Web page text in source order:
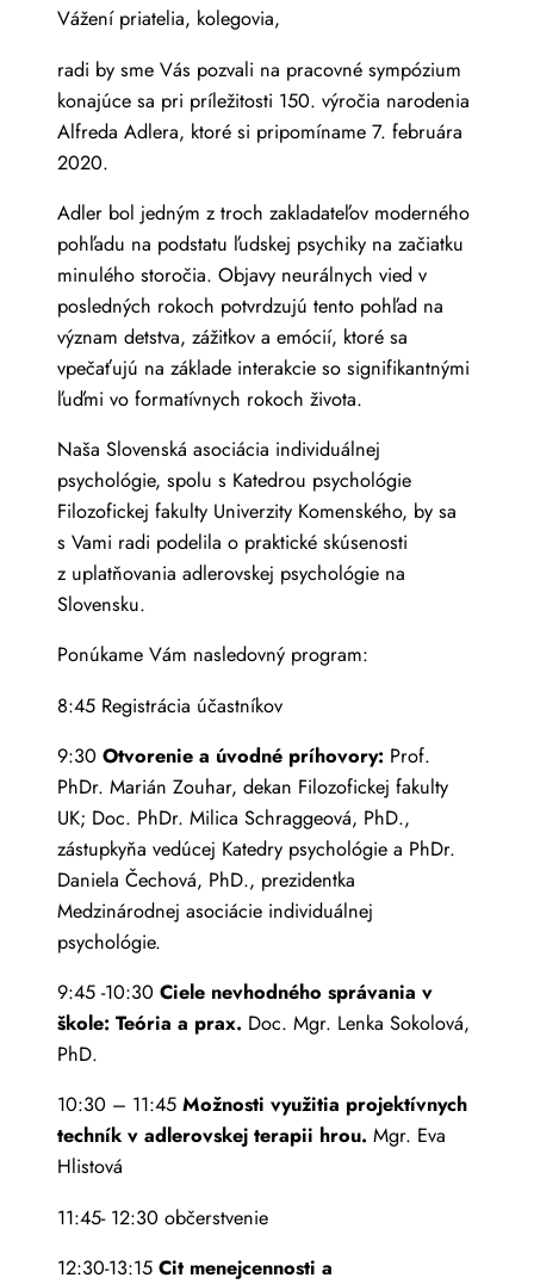
Vážení priatelia, kolegovia,
radi by sme Vás pozvali na pracovné sympózium
konajúce sa pri príležitosti 150. výročia narodenia
Alfreda Adlera, ktoré si pripomíname 7. februára
2020.
Adler bol jedným z troch zakladateľov moderného
pohľadu na podstatu ľudskej psychiky na začiatku
minulého storočia. Objavy neurálnych vied v
posledných rokoch potvrdzujú tento pohľad na
význam detstva, zážitkov a emócií, ktoré sa
vpečaťujú na základe interakcie so signifikantnými
ľuďmi vo formatívnych rokoch života.
Naša Slovenská asociácia individuálnej
psychológie, spolu s Katedrou psychológie
Filozofickej fakulty Univerzity Komenského, by sa
s Vami radi podelila o praktické skúsenosti
z uplatňovania adlerovskej psychológie na
Slovensku.
Ponúkame Vám nasledovný program:
8:45 Registrácia účastníkov
9:30 Otvorenie a úvodné príhovory: Prof.
PhDr. Marián Zouhar, dekan Filozofickej fakulty
UK; Doc. PhDr. Milica Schraggeová, PhD.,
zástupkyňa vedúcej Katedry psychológie a PhDr.
Daniela Čechová, PhD., prezidentka
Medzinárodnej asociácie individuálnej
psychológie.
9:45 -10:30 Ciele nevhodného správania v
škole: Teória a prax. Doc. Mgr. Lenka Sokolová,
PhD.
10:30 – 11:45 Možnosti využitia projektívnych
techník v adlerovskej terapii hrou. Mgr. Eva
Hlistová
11:45- 12:30 občerstvenie
12:30-13:15 Cit menejcennosti a